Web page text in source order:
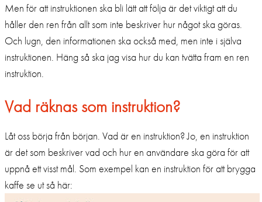
Men för att instruktionen ska bli lätt att följa är det viktigt att du
håller den ren från allt som inte beskriver hur något ska göras.
Och lugn, den informationen ska också med, men inte i själva
instruktionen. Häng så ska jag visa hur du kan tvätta fram en ren
instruktion.
Vad räknas som instruktion?
Låt oss börja från början. Vad är en instruktion? Jo, en instruktion
är det som beskriver vad och hur en användare ska göra för att
uppnå ett visst mål. Som exempel kan en instruktion för att brygga
kaffe se ut så här: